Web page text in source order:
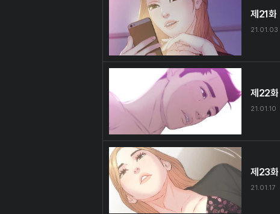
제21화
21.01.03
제22화
21.01.10
제23화
21.01.17